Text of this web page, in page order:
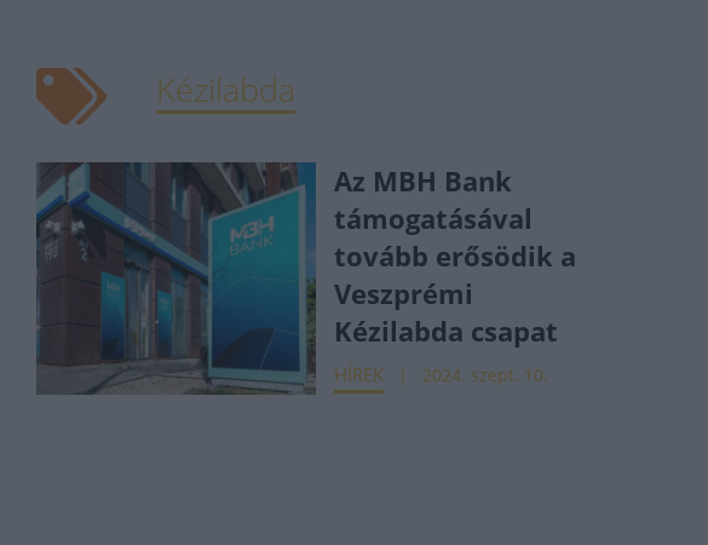
Kézilabda
Az MBH Bank
támogatásával
tovább erősödik a
Veszprémi
Kézilabda csapat
HÍREK 2024. szept. 10.